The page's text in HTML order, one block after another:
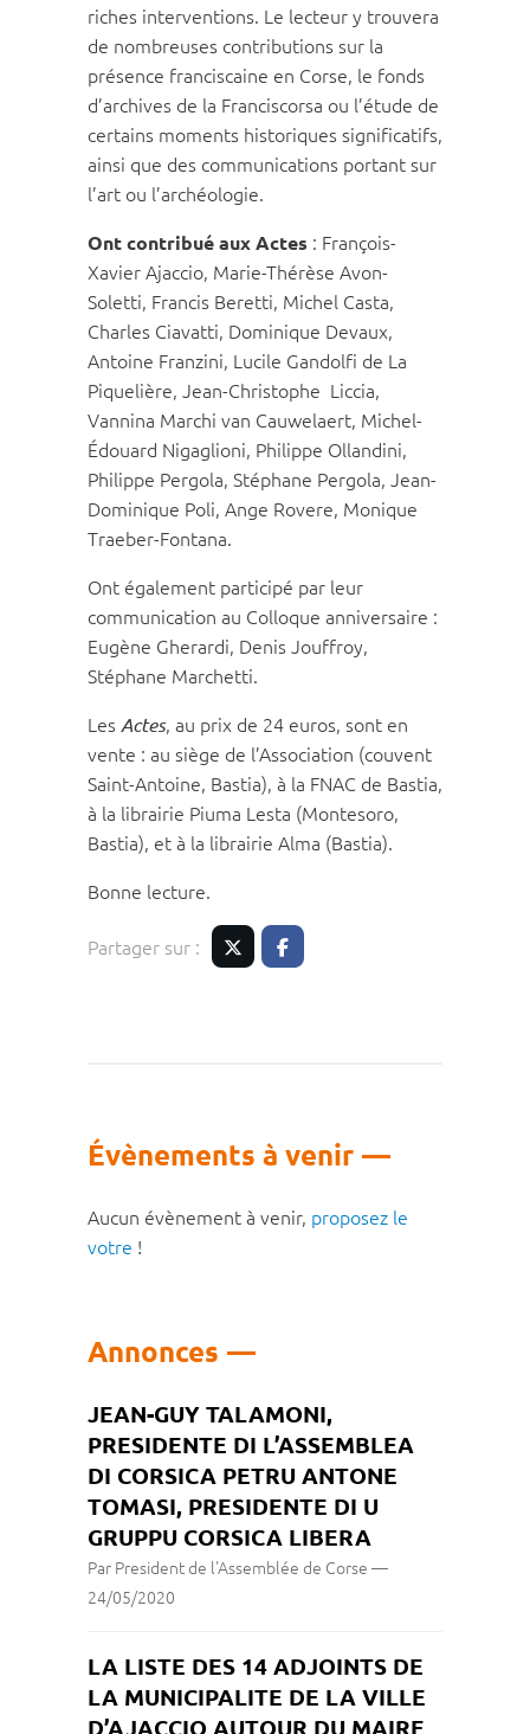
riches interventions. Le lecteur y trouvera
de nombreuses contributions sur la
présence franciscaine en Corse, le fonds
d’archives de la Franciscorsa ou l’étude de
certains moments historiques significatifs,
ainsi que des communications portant sur
l’art ou l’archéologie.
Ont contribué aux Actes : François-
Xavier Ajaccio, Marie-Thérèse Avon-
Soletti, Francis Beretti, Michel Casta,
Charles Ciavatti, Dominique Devaux,
Antoine Franzini, Lucile Gandolfi de La
Piquelière, Jean-Christophe Liccia,
Vannina Marchi van Cauwelaert, Michel-
Édouard Nigaglioni, Philippe Ollandini,
Philippe Pergola, Stéphane Pergola, Jean-
Dominique Poli, Ange Rovere, Monique
Traeber-Fontana.
Ont également participé par leur
communication au Colloque anniversaire :
Eugène Gherardi, Denis Jouffroy,
Stéphane Marchetti.
Les Actes, au prix de 24 euros, sont en
vente : au siège de l’Association (couvent
Saint-Antoine, Bastia), à la FNAC de Bastia,
à la librairie Piuma Lesta (Montesoro,
Bastia), et à la librairie Alma (Bastia).
Bonne lecture.
Partager sur : Twitter
Évènements à venir
Aucun évènement à venir, proposez le
votre !
Annonces
JEAN-GUY TALAMONI,
PRESIDENTE DI L’ASSEMBLEA
DI CORSICA PETRU ANTONE
TOMASI, PRESIDENTE DI U
GRUPPU CORSICA LIBERA
Par President de l'Assemblée de Corse —
24/05/2020
LA LISTE DES 14 ADJOINTS DE
LA MUNICIPALITE DE LA VILLE
D’AJACCIO AUTOUR DU MAIRE